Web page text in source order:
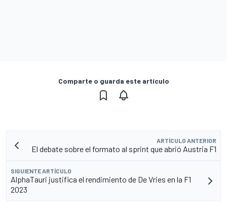
Comparte o guarda este artículo
ARTÍCULO ANTERIOR
El debate sobre el formato al sprint que abrió Austria F1
SIGUIENTE ARTÍCULO
AlphaTauri justifica el rendimiento de De Vries en la F1
2023